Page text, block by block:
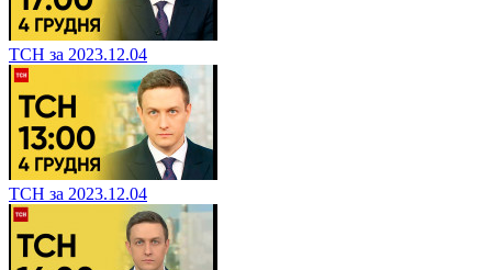
ТСН за 2023.12.04
ТСН за 2023.12.04